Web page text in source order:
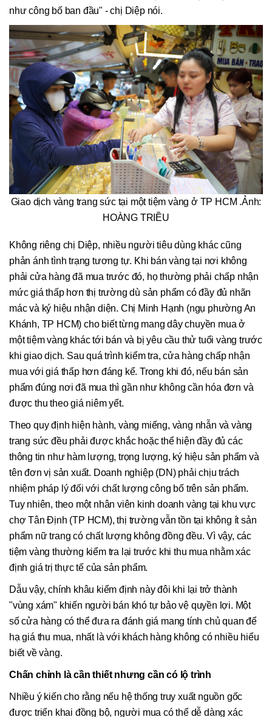
như công bố ban đầu" - chị Diệp nói.
Giao dịch vàng trang sức tại một tiệm vàng ở TP HCM .Ảnh:
HOÀNG TRIỀU
Không riêng chị Diệp, nhiều người tiêu dùng khác cũng
phản ánh tình trạng tương tự. Khi bán vàng tại nơi không
phải cửa hàng đã mua trước đó, họ thường phải chấp nhận
mức giá thấp hơn thị trường dù sản phẩm có đầy đủ nhãn
mác và ký hiệu nhận diện. Chị Minh Hạnh (ngụ phường An
Khánh, TP HCM) cho biết từng mang dây chuyền mua ở
một tiệm vàng khác tới bán và bị yêu cầu thử tuổi vàng trước
khi giao dịch. Sau quá trình kiểm tra, cửa hàng chấp nhận
mua với giá thấp hơn đáng kể. Trong khi đó, nếu bán sản
phẩm đúng nơi đã mua thì gần như không cần hóa đơn và
được thu theo giá niêm yết.
Theo quy định hiện hành, vàng miếng, vàng nhẫn và vàng
trang sức đều phải được khắc hoặc thể hiện đầy đủ các
thông tin như hàm lượng, trọng lượng, ký hiệu sản phẩm và
tên đơn vị sản xuất. Doanh nghiệp (DN) phải chịu trách
nhiệm pháp lý đối với chất lượng công bố trên sản phẩm.
Tuy nhiên, theo một nhân viên kinh doanh vàng tại khu vực
chợ Tân Định (TP HCM), thị trường vẫn tồn tại không ít sản
phẩm nữ trang có chất lượng không đồng đều. Vì vậy, các
tiệm vàng thường kiểm tra lại trước khi thu mua nhằm xác
định giá trị thực tế của sản phẩm.
Dẫu vậy, chính khâu kiểm định này đôi khi lại trở thành
"vùng xám" khiến người bán khó tự bảo vệ quyền lợi. Một
số cửa hàng có thể đưa ra đánh giá mang tính chủ quan để
hạ giá thu mua, nhất là với khách hàng không có nhiều hiểu
biết về vàng.
Chấn chỉnh là cần thiết nhưng cần có lộ trình
Nhiều ý kiến cho rằng nếu hệ thống truy xuất nguồn gốc
được triển khai đồng bộ, người mua có thể dễ dàng xác